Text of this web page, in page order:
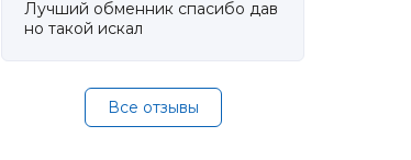
Лучший обменник спасибо дав
но такой искал
Все отзывы